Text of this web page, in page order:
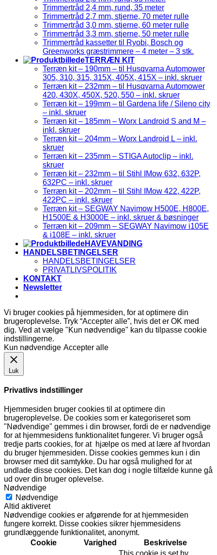
Trimmertråd 2,4 mm, rund, 35 meter
Trimmertråd 2,7 mm, stjerne, 70 meter rulle
Trimmertråd 3,0 mm, stjerne, 60 meter rulle
Trimmertråd 3,3 mm, stjerne, 50 meter rulle
Trimmertråd kassetter til Ryobi, Bosch og
Greenworks græstrimmere – 4 meter – 3 stk.
TERRÆN KIT
Terræn kit – 190mm – til Husqvarna Automower
305, 310, 315, 315X, 405X, 415X – inkl. skruer
Terræn kit – 232mm – til Husqvarna Automower
420, 430X, 450X, 520, 550 – inkl. skruer
Terræn kit – 199mm – til Gardena life / Sileno city
– inkl. skruer
Terræn kit – 185mm – Worx Landroid S and M –
inkl. skruer
Terræn kit – 204mm – Worx Landroid L – inkl.
skruer
Terræn kit – 235mm – STIGA Autoclip – inkl.
skruer
Terræn kit – 232mm – til Stihl IMow 632, 632P,
632PC – inkl. skruer
Terræn kit – 202mm – til Stihl IMow 422, 422P,
422PC – inkl. skruer
Terræn kit – SEGWAY Navimow H500E, H800E,
H1500E & H3000E – inkl. skruer & bøsninger
Terræn kit – 209mm – SEGWAY Navimow i105E
& i108E – inkl. skruer
HAVEVANDING
HANDELSBETINGELSER
HANDELSBETINGELSER
PRIVATLIVSPOLITIK
KONTAKT
Newsletter
Vi bruger cookies på hjemmesiden, for at optimere din
brugeroplevelse. Tryk “Accepter alle”, hvis det er OK med
dig. Ved at vælge "Kun nødvendige" kan du tilpasse cookie
indstillingerne.
Kun nødvendige Accepter alle
Luk
Privatlivs indstillinger
Hjemmesiden bruger cookies til at optimere din
brugeroplevelse. De cookies som er kategoriseret som
"Nødvendige" gemmes i din browser, fordi de er nødvendige
for at hjemmesidens funktionalitet fungerer. Vi bruger også
tredje parts cookies, for at hjælpe os med at lære af hvordan
du bruger hjemmesiden. Disse cookies gemmes kun i din
browser med dit samtykke. Du har også mulighed for at
undlade disse cookies. Det kan dog i nogle tilfælde kunne gå
ud over din bruger oplevelse.
Nødvendige
Nødvendige
Altid aktiveret
Nødvendige cookies er afgørende for at hjemmesiden
fungere korrekt. Disse cookies sikrer hjemmesidens
grundlæggende funktionalitet, anonymt.
Cookie
Varighed
Beskrivelse